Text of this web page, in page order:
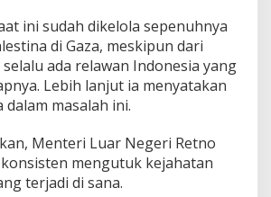
ini sudah dikelola sepenuhnya
di Gaza, meskipun dari
ada relawan Indonesia yang
Lebih lanjut ia menyatakan
masalah ini.
Menteri Luar Negeri Retno
mengutuk kejahatan
terjadi di sana.